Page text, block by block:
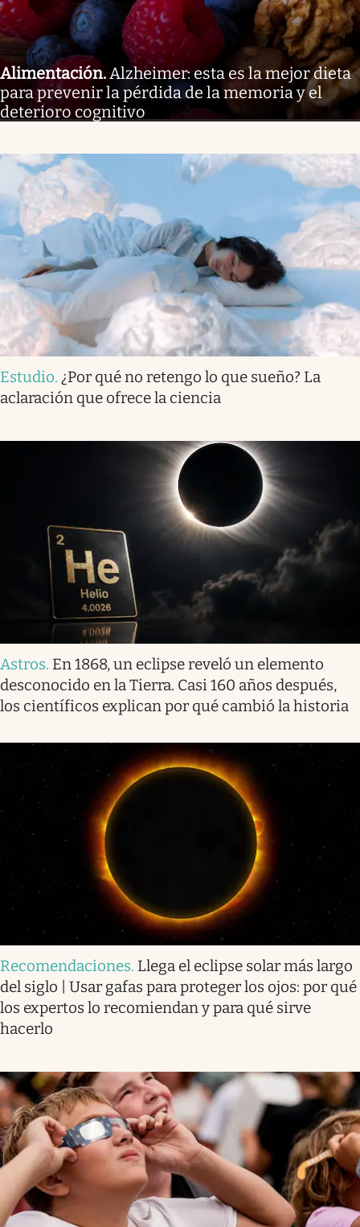
Alimentación.Alzheimer: esta es la mejor dieta
para prevenir la pérdida de la memoria y el
deterioro cognitivo
Estudio. ¿Por qué no retengo lo que sueño? La
aclaración que ofrece la ciencia
Astros. En 1868, un eclipse reveló un elemento
desconocido en la Tierra. Casi 160 años después,
los científicos explican por qué cambió la historia
Recomendaciones. Llega el eclipse solar más largo
del siglo | Usar gafas para proteger los ojos: por qué
los expertos lo recomiendan y para qué sirve
hacerlo